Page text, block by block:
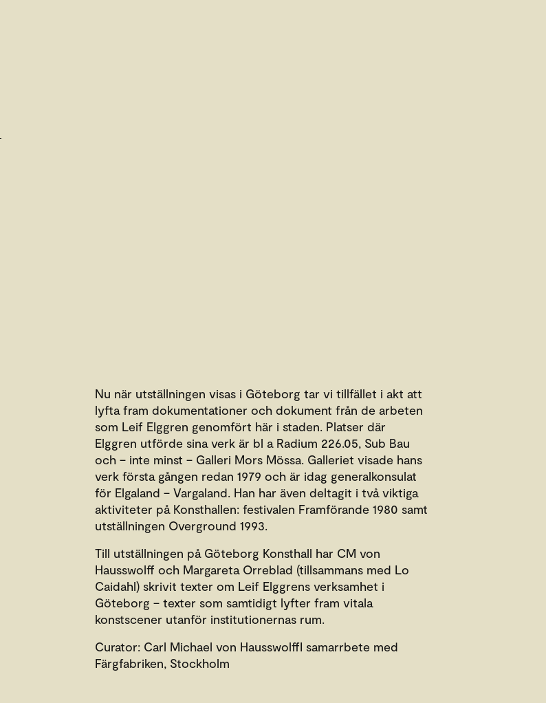
Nu när utställningen visas i Göteborg tar vi tillfället i akt att
lyfta fram dokumentationer och dokument från de arbeten
som Leif Elggren genomfört här i staden. Platser där
Elggren utförde sina verk är bl a Radium 226.05, Sub Bau
och – inte minst – Galleri Mors Mössa. Galleriet visade hans
verk första gången redan 1979 och är idag generalkonsulat
för Elgaland – Vargaland. Han har även deltagit i två viktiga
aktiviteter på Konsthallen: festivalen Framförande 1980 samt
utställningen Overground 1993.
Till utställningen på Göteborg Konsthall har CM von
Hausswolff och Margareta Orreblad (tillsammans med Lo
Caidahl) skrivit texter om Leif Elggrens verksamhet i
Göteborg – texter som samtidigt lyfter fram vitala
konstscener utanför institutionernas rum.
Curator: Carl Michael von HausswolffI samarrbete med
Färgfabriken, Stockholm